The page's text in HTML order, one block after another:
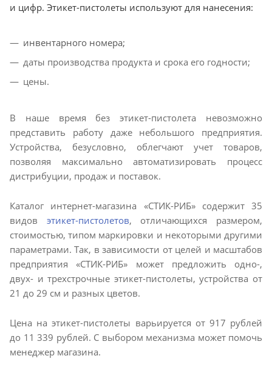
и цифр. Этикет-пистолеты используют для нанесения:
инвентарного номера;
даты производства продукта и срока его годности;
цены.
В наше время без этикет-пистолета невозможно
представить работу даже небольшого предприятия.
Устройства, безусловно, облегчают учет товаров,
позволяя максимально автоматизировать процесс
дистрибуции, продаж и поставок.
Каталог интернет-магазина «СТИК-РИБ» содержит 35
видов этикет-пистолетов, отличающихся размером,
стоимостью, типом маркировки и некоторыми другими
параметрами. Так, в зависимости от целей и масштабов
предприятия «СТИК-РИБ» может предложить одно-,
двух- и трехстрочные этикет-пистолеты, устройства от
21 до 29 см и разных цветов.
Цена на этикет-пистолеты варьируется от 917 рублей
до 11 339 рублей. С выбором механизма может помочь
менеджер магазина.